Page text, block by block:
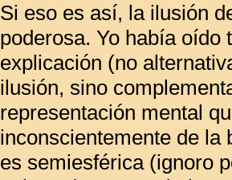
Si eso es así, la ilusión
poderosa. Yo había oído
explicación (no
ilusión, sino
representación mental
inconscientemente de la
es semiesférica (ignoro